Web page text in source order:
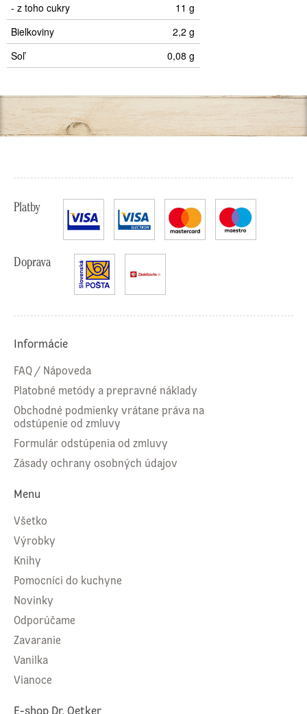
- z toho cukry
11 g
Bielkoviny
2,2 g
Soľ
0,08 g
Platby
Doprava
Informácie
FAQ / Nápoveda
Platobné metódy a prepravné náklady
Obchodné podmienky vrátane práva na
odstúpenie od zmluvy
Formulár odstúpenia od zmluvy
Zásady ochrany osobných údajov
Menu
Všetko
Výrobky
Knihy
Pomocníci do kuchyne
Novinky
Odporúčame
Zavaranie
Vanilka
Vianoce
E-shop Dr. Oetker